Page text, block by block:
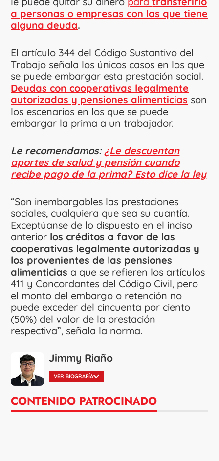
a personas o empresas con las que tiene
alguna deuda.
El artículo 344 del Código Sustantivo del
Trabajo señala los únicos casos en los que
se puede embargar esta prestación social.
Deudas con cooperativas legalmente
autorizadas y pensiones alimenticias son
los escenarios en los que se puede
embargar la prima a un trabajador.
Le recomendamos: ¿Le descuentan
aportes de salud y pensión cuando
recibe pago de la prima? Esto dice la ley
“Son inembargables las prestaciones
sociales, cualquiera que sea su cuantía.
Exceptúanse de lo dispuesto en el inciso
anterior los créditos a favor de las
cooperativas legalmente autorizadas y
los provenientes de las pensiones
alimenticias a que se refieren los artículos
411 y Concordantes del Código Civil, pero
el monto del embargo o retención no
puede exceder del cincuenta por ciento
(50%) del valor de la prestación
respectiva”, señala la norma.
Jimmy Riaño
VER BIOGRAFÍA
CONTENIDO PATROCINADO